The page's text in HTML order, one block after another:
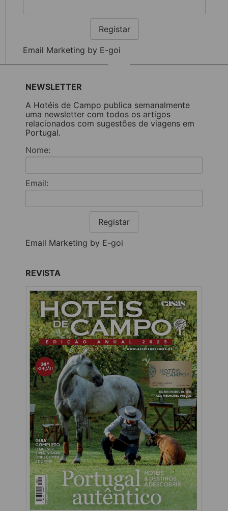
Registar
Email Marketing by E-goi
NEWSLETTER
A Hotéis de Campo publica semanalmente
uma newsletter com todos os artigos
relacionados com sugestões de viagens em
Portugal.
Nome:
Email:
Registar
Email Marketing by E-goi
REVISTA